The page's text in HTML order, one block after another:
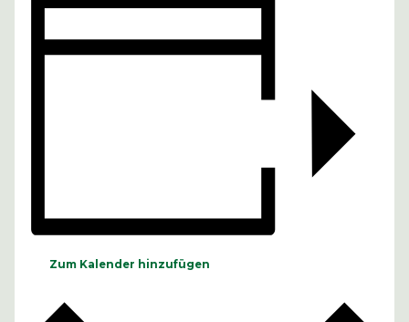
Zum Kalender hinzufügen